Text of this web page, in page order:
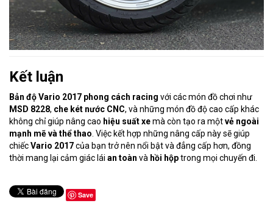
Kết luận
Bản độ Vario 2017 phong cách racing với các món đồ chơi như
MSD 8228, che két nước CNC, và những món đồ độ cao cấp khác
không chỉ giúp nâng cao hiệu suất xemà còn tạo ra mộtvẻ ngoài
mạnh mẽ và thể thao . Việc kết hợp những nâng cấp này sẽ giúp
chiếcVario 2017của bạn trở nên nổi bật và đẳng cấp hơn, đồng
thời mang lại cảm giác lái an toàn và hồi hộptrong mọi chuyến đi.
Save